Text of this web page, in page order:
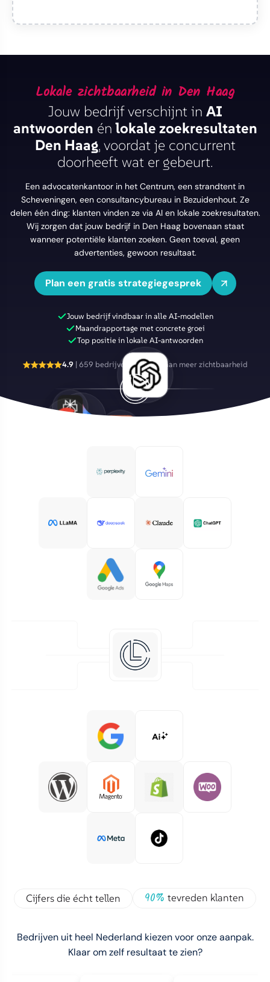
Lokale zichtbaarheid in Den Haag
Jouw bedrijf verschijnt in AI
antwoorden énlokale zoekresultaten
Den Haag, voordat je concurrent
doorheeft wat er gebeurt.
Een advocatenkantoor in het Centrum, een strandtent in
Scheveningen, een consultancybureau in Bezuidenhout. Ze
delen één ding: klanten vinden ze via AI en lokale zoekresultaten.
Wij zorgen dat jouw bedrijf in Den Haag bovenaan staat
wanneer potentiële klanten zoeken. Geen toeval, geen
advertenties, gewoon resultaat.
Plan een gratis strategiegesprek
Jouw bedrijf vindbaar in alle AI-modellen
Maandrapportage met concrete groei
Top positie in lokale AI-antwoorden
4.9| 659 bedrijven geholpen aan meer zichtbaarheid
Cijfers die écht tellen 90% tevreden klanten
Bedrijven uit heel Nederland kiezen voor onze aanpak.
Klaar om zelf resultaat te zien?